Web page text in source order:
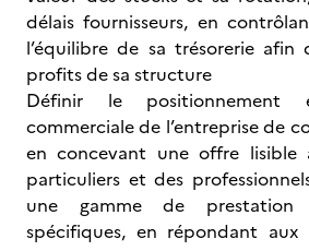
délais fournisseurs, en
l’équilibre de sa trésorerie afin
profits de sa structure
Définir le
commerciale de l’entreprise de
en concevant une offre lisible
particuliers et des
une gamme de
spécifiques, en répondant aux